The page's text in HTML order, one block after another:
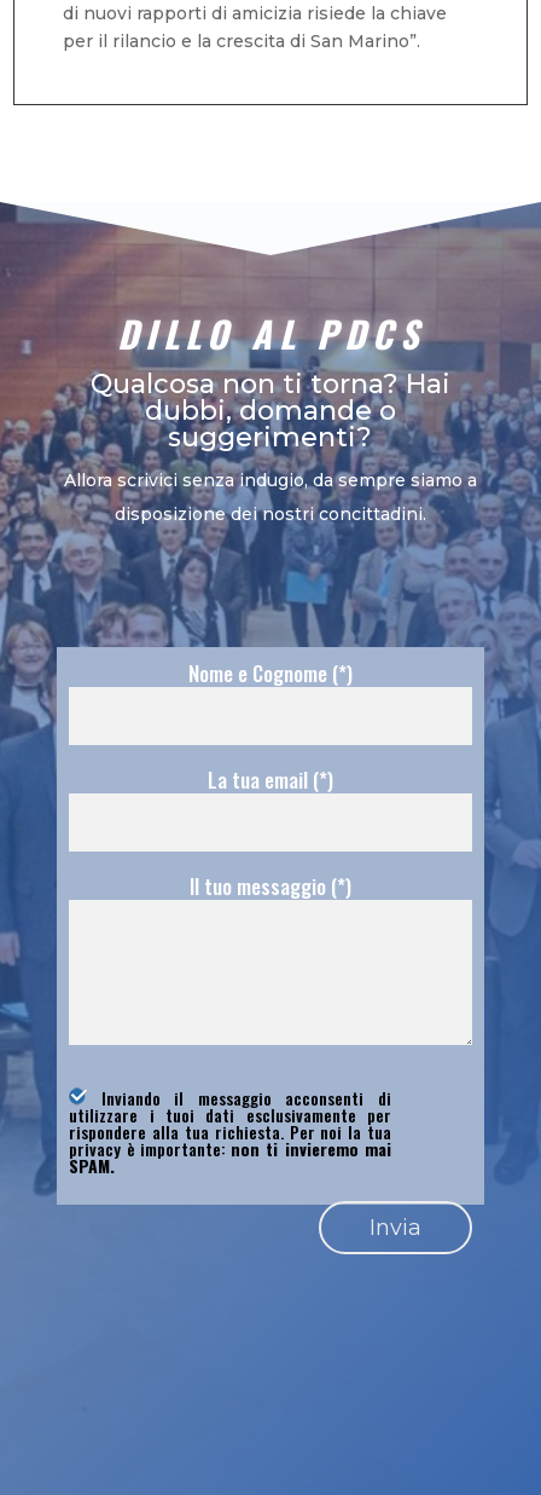
di nuovi rapporti di amicizia risiede la chiave
per il rilancio e la crescita di San Marino”.
DILLO AL PDCS
Qualcosa non ti torna? Hai
dubbi, domande o
suggerimenti?
Allora scrivici senza indugio, da sempre siamo a
disposizione dei nostri concittadini.
Nome e Cognome (*)
La tua email (*)
Il tuo messaggio (*)
Inviando il messaggio acconsenti di
utilizzare i tuoi dati esclusivamente per
rispondere alla tua richiesta. Per noi la tua
privacy è importante: non ti invieremo mai
SPAM.